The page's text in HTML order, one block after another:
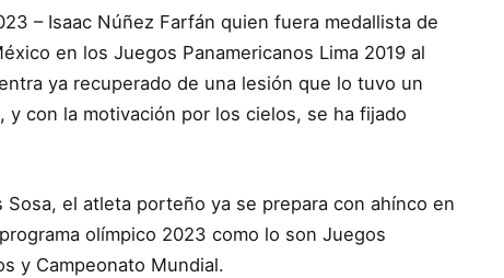
– Isaac Núñez Farfán quien fuera medallista de
en los Juegos Panamericanos Lima 2019 al
ya recuperado de una lesión que lo tuvo un
con la motivación por los cielos, se ha fijado
el atleta porteño ya se prepara con ahínco en
olímpico 2023 como lo son Juegos
y Campeonato Mundial.